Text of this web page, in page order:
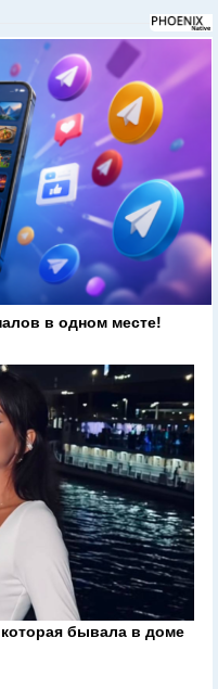
в одном месте!
бывала в доме